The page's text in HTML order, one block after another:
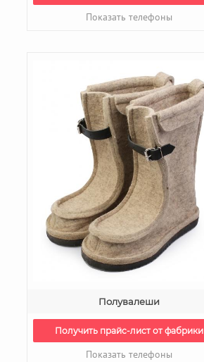
Показать телефоны
Полувалеши
Получить прайс-лист от фабрики
Показать телефоны